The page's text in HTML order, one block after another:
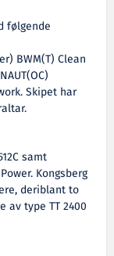
følgende
BWM(T) Clean
Skipet har
samt
Kongsberg
deriblant to
av type TT 2400